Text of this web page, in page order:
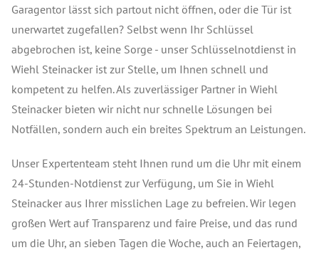
Garagentor lässt sich partout nicht öffnen, oder die Tür ist
unerwartet zugefallen? Selbst wenn Ihr Schlüssel
abgebrochen ist, keine Sorge - unser Schlüsselnotdienst in
Wiehl Steinacker ist zur Stelle, um Ihnen schnell und
kompetent zu helfen. Als zuverlässiger Partner in Wiehl
Steinacker bieten wir nicht nur schnelle Lösungen bei
Notfällen, sondern auch ein breites Spektrum an Leistungen.
Unser Expertenteam steht Ihnen rund um die Uhr mit einem
24-Stunden-Notdienst zur Verfügung, um Sie in Wiehl
Steinacker aus Ihrer misslichen Lage zu befreien. Wir legen
großen Wert auf Transparenz und faire Preise, und das rund
um die Uhr, an sieben Tagen die Woche, auch an Feiertagen,